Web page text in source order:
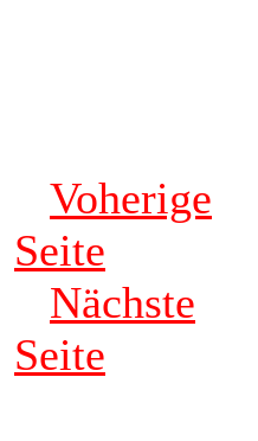
Voherige
Seite
Nächste
Seite